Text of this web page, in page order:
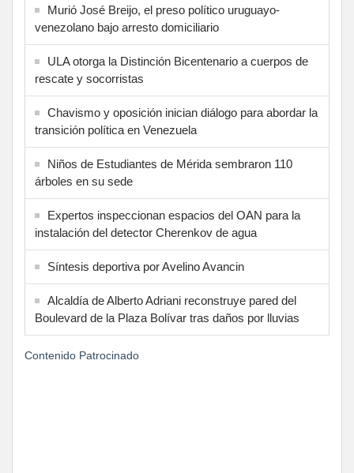
Murió José Breijo, el preso político uruguayo-
venezolano bajo arresto domiciliario
ULA otorga la Distinción Bicentenario a cuerpos de
rescate y socorristas
Chavismo y oposición inician diálogo para abordar la
transición política en Venezuela
Niños de Estudiantes de Mérida sembraron 110
árboles en su sede
Expertos inspeccionan espacios del OAN para la
instalación del detector Cherenkov de agua
Síntesis deportiva por Avelino Avancin
Alcaldía de Alberto Adriani reconstruye pared del
Boulevard de la Plaza Bolívar tras daños por lluvias
Contenido Patrocinado